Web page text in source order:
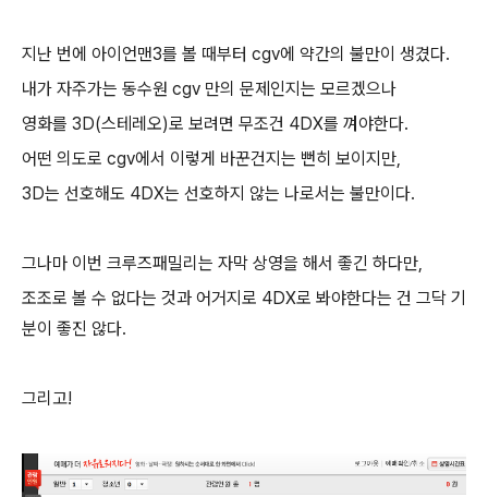
지난 번에 아이언맨3를 볼 때부터 cgv에 약간의 불만이 생겼다.
내가 자주가는 동수원 cgv 만의 문제인지는 모르겠으나
영화를 3D(스테레오)로 보려면 무조건 4DX를 껴야한다.
어떤 의도로 cgv에서 이렇게 바꾼건지는 뻔히 보이지만,
3D는 선호해도 4DX는 선호하지 않는 나로서는 불만이다.
그나마 이번 크루즈패밀리는 자막 상영을 해서 좋긴 하다만,
조조로 볼 수 없다는 것과 어거지로 4DX로 봐야한다는 건 그닥 기
분이 좋진 않다.
그리고!